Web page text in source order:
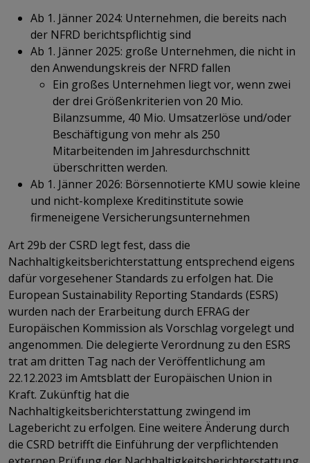
Ab 1. Jänner 2024: Unternehmen, die bereits nach
der NFRD berichtspflichtig sind
Ab 1. Jänner 2025: große Unternehmen, die nicht in
den Anwendungskreis der NFRD fallen
Ein großes Unternehmen liegt vor, wenn zwei
der drei Größenkriterien von 20 Mio.
Bilanzsumme, 40 Mio. Umsatzerlöse und/oder
Beschäftigung von mehr als 250
Mitarbeitenden im Jahresdurchschnitt
überschritten werden.
Ab 1. Jänner 2026: Börsennotierte KMU sowie kleine
und nicht-komplexe Kreditinstitute sowie
firmeneigene Versicherungsunternehmen
Art 29b der CSRD legt fest, dass die
Nachhaltigkeitsberichterstattung entsprechend eigens
dafür vorgesehener Standards zu erfolgen hat. Die
European Sustainability Reporting Standards (ESRS)
wurden nach der Erarbeitung durch EFRAG der
Europäischen Kommission als Vorschlag vorgelegt und
angenommen. Die delegierte Verordnung zu den ESRS
trat am dritten Tag nach der Veröffentlichung am
22.12.2023 im Amtsblatt der Europäischen Union in
Kraft. Zukünftig hat die
Nachhaltigkeitsberichterstattung zwingend im
Lagebericht zu erfolgen. Eine weitere Änderung durch
die CSRD betrifft die Einführung der verpflichtenden